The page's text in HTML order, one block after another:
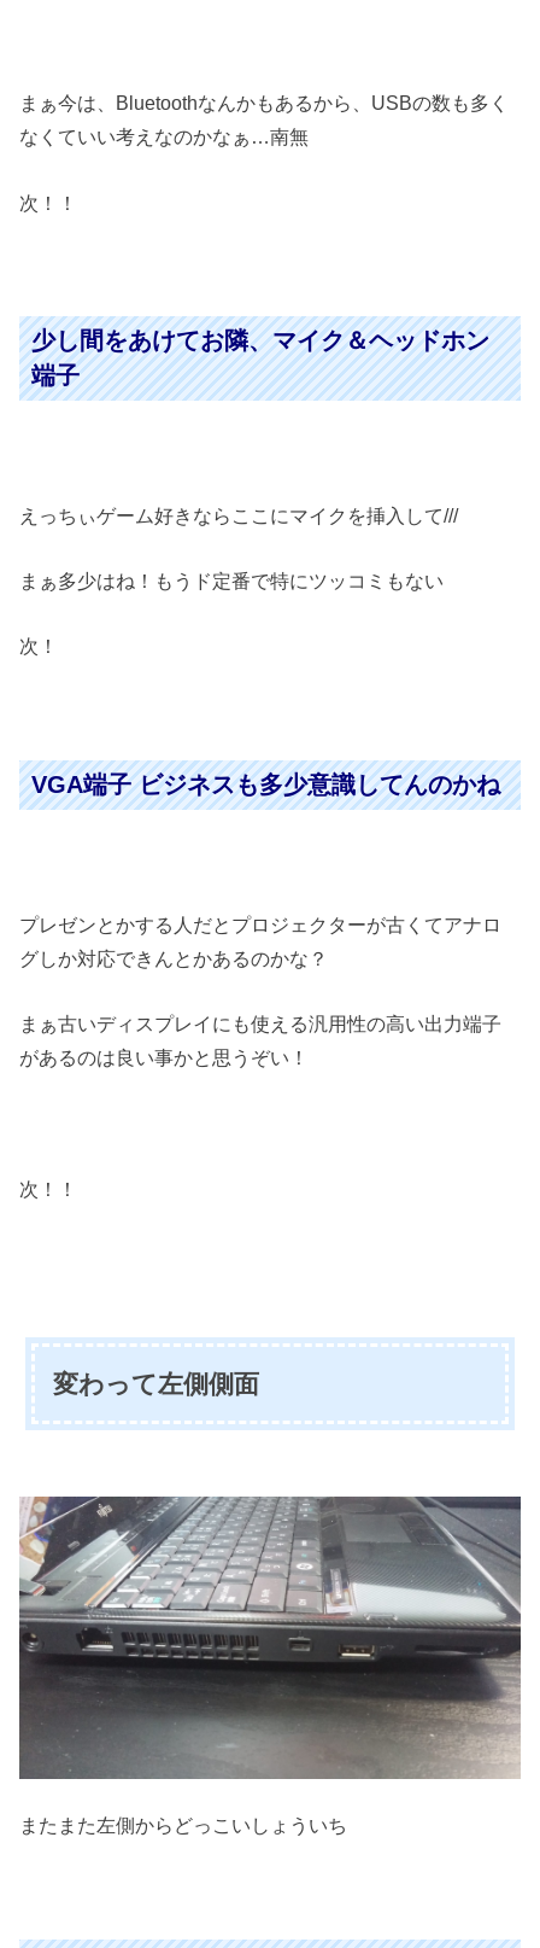
まぁ今は、Bluetoothなんかもあるから、USBの数も多く
なくていい考えなのかなぁ…南無
次！！
少し間をあけてお隣、マイク＆ヘッドホン
端子
えっちぃゲーム好きならここにマイクを挿入して///
まぁ多少はね！もうド定番で特にツッコミもない
次！
VGA端子 ビジネスも多少意識してんのかね
プレゼンとかする人だとプロジェクターが古くてアナロ
グしか対応できんとかあるのかな？
まぁ古いディスプレイにも使える汎用性の高い出力端子
があるのは良い事かと思うぞい！
次！！
変わって左側側面
またまた左側からどっこいしょういち